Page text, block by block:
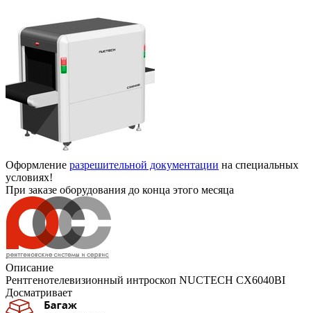
Оформление разрешительной документации на специальных
условиях!
При заказе оборудования до конца этого месяца
Описание
Рентгенотелевизионный интроскоп NUCTECH CX6040BI
Досматривает